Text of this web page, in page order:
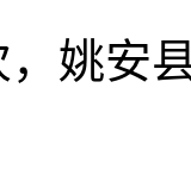
， 姚安